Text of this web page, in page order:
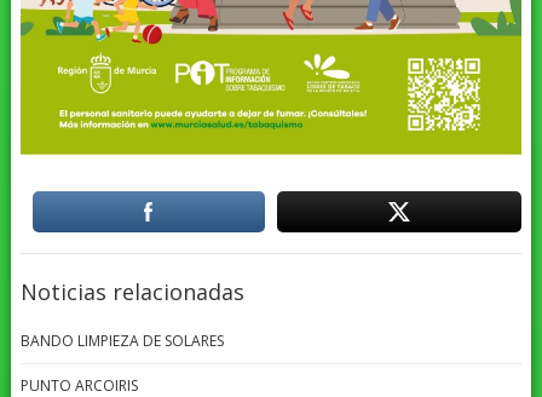
Noticias relacionadas
BANDO LIMPIEZA DE SOLARES
PUNTO ARCOIRIS